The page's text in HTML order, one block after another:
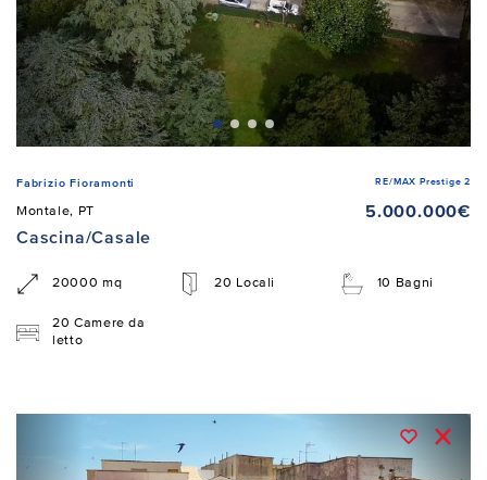
Fabrizio Fioramonti RE/MAX Prestige 2
Montale, PT
5.000.000€
Cascina/Casale
20000 mq 20 Locali 10 Bagni
20 Camere da
letto